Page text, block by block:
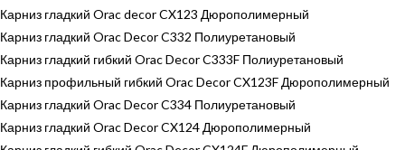
Карниз гладкий Orac decor CX123 Дюрополимерный
Карниз гладкий Orac Decor C332 Полиуретановый
Карниз гладкий гибкий Orac Decor C333F Полиуретановый
Карниз профильный гибкий Orac Decor CX123F Дюрополимерный
Карниз гладкий Orac Decor C334 Полиуретановый
Карниз гладкий Orac Decor CX124 Дюрополимерный